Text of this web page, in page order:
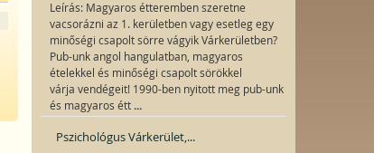
Leírás: Magyaros étteremben szeretne
vacsorázni az 1. kerületben vagy esetleg egy
minőségi csapolt sörre vágyik Várkerületben?
Pub-unk angol hangulatban, magyaros
ételekkel és minőségi csapolt sörökkel
várja vendégeit! 1990-ben nyitott meg pub-unk
és magyaros étt ...
Pszichológus Várkerület,...